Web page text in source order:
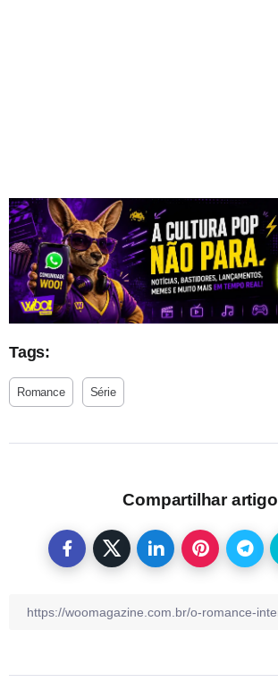
Tags:
Romance Série
Compartilhar artigo